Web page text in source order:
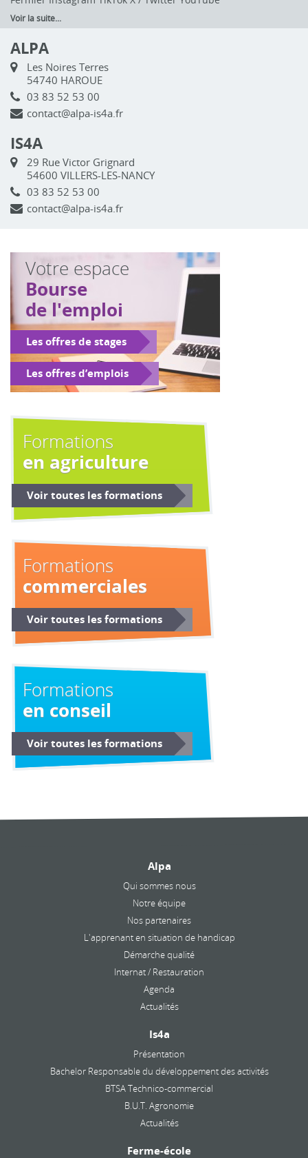
Voir la suite...
ALPA
Les Noires Terres
54740 HAROUE
03 83 52 53 00
contact@alpa-is4a.fr
IS4A
29 Rue Victor Grignard
54600 VILLERS-LES-NANCY
03 83 52 53 00
contact@alpa-is4a.fr
Votre espace
Bourse
de l'emploi
Les offres de stages
Les offres d’emplois
Formations
en agriculture
Voir toutes les formations
Formations
commerciales
Voir toutes les formations
Formations
en conseil
Voir toutes les formations
Alpa
Qui sommes nous
Notre équipe
Nos partenaires
L'apprenant en situation de handicap
Démarche qualité
Internat / Restauration
Agenda
Actualités
Is4a
Présentation
Bachelor Responsable du développement des activités
BTSA Technico-commercial
B.U.T. Agronomie
Actualités
Ferme-école